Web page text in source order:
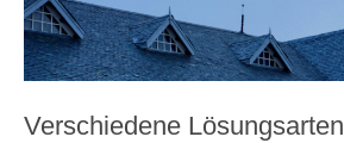
Verschiedene Lösungsarten